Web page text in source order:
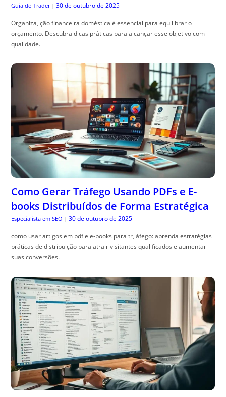
Guia do Trader | 30 de outubro de 2025
Organiza, ção financeira doméstica é essencial para equilibrar o
orçamento. Descubra dicas práticas para alcançar esse objetivo com
qualidade.
Como Gerar Tráfego Usando PDFs e E-
books Distribuídos de Forma Estratégica
Especialista em SEO | 30 de outubro de 2025
como usar artigos em pdf e e-books para tr, áfego: aprenda estratégias
práticas de distribuição para atrair visitantes qualificados e aumentar
suas conversões.